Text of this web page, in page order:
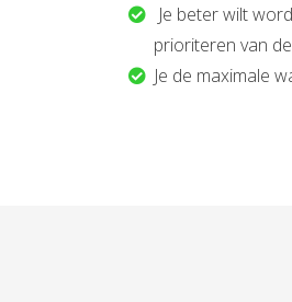
Je beter wilt
prioriteren van
Je de maximale